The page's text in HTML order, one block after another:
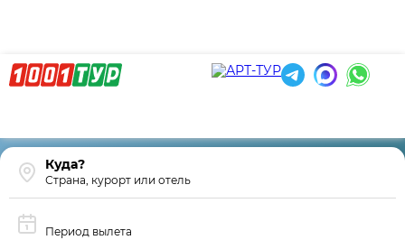
Страна, курорт или отель
Период вылета